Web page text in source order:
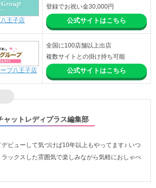
王子店
登録でお祝い金30,000円
公式サイトはこちら
プ八王子店
全国に100店舗以上出店
複数サイトとの掛け持ち可能
公式サイトはこちら
ャットレディプラス編集部
ビューして気づけば10年以上もやってます♪ いつ
ックスした雰囲気で楽しみながら気軽におしゃべ